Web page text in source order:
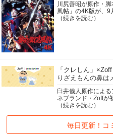
川尻善昭が原作・
風帖」の4K版が、9
（続きを読む）
「クレしん」
りざえもんの鼻は
臼井儀人原作によ
ネブランド・Zoffが
（続きを読む）
毎日更新！コ